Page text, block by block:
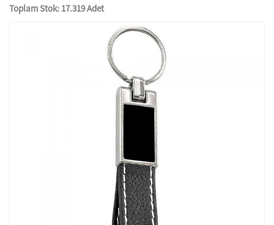
Toplam Stok: 17.319 Adet